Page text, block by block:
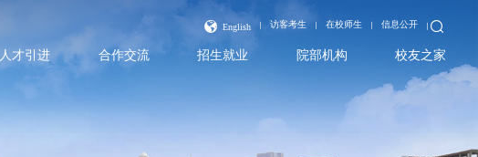
English 访客考生 在校师生 信息公开
人才引进 合作交流 招生就业 院部机构 校友之家